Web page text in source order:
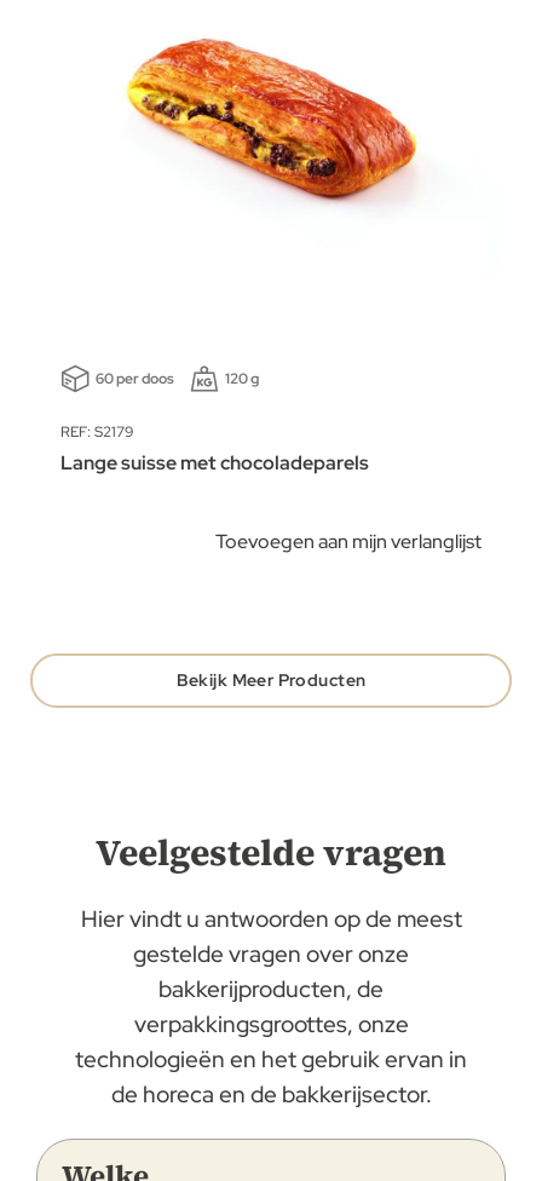
60 per doos 120 g
REF: S2179
Lange suisse met chocoladeparels
Toevoegen aan mijn verlanglijst
Bekijk Meer Producten
Veelgestelde vragen
Hier vindt u antwoorden op de meest
gestelde vragen over onze
bakkerijproducten, de
verpakkingsgroottes, onze
technologieën en het gebruik ervan in
de horeca en de bakkerijsector.